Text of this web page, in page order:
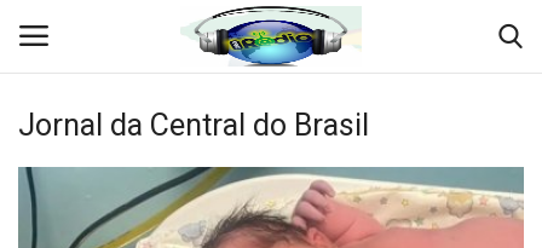
Entrar Criar Conta
Início
Jornal da Central do Brasil